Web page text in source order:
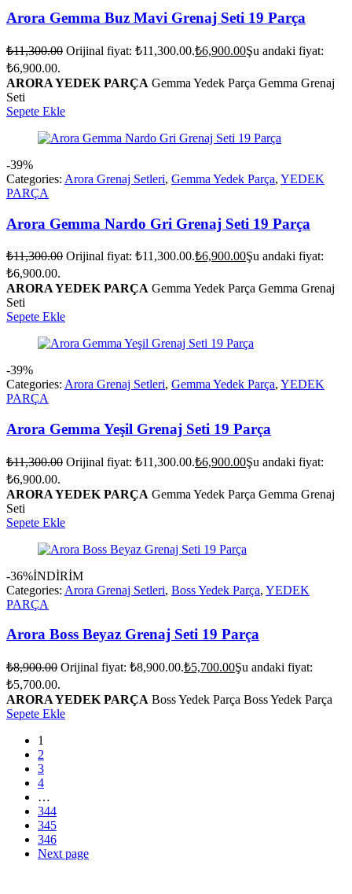
Arora Gemma Buz Mavi Grenaj Seti 19 Parça
₺11,300.00 Orijinal fiyat: ₺11,300.00.₺6,900.00Şu andaki fiyat:
₺6,900.00.
ARORA YEDEK PARÇA Gemma Yedek Parça Gemma Grenaj
Seti
Sepete Ekle
-39%
Categories: Arora Grenaj Setleri, Gemma Yedek Parça, YEDEK
PARÇA
Arora Gemma Nardo Gri Grenaj Seti 19 Parça
₺11,300.00 Orijinal fiyat: ₺11,300.00.₺6,900.00Şu andaki fiyat:
₺6,900.00.
ARORA YEDEK PARÇA Gemma Yedek Parça Gemma Grenaj
Seti
Sepete Ekle
-39%
Categories: Arora Grenaj Setleri, Gemma Yedek Parça, YEDEK
PARÇA
Arora Gemma Yeşil Grenaj Seti 19 Parça
₺11,300.00 Orijinal fiyat: ₺11,300.00.₺6,900.00Şu andaki fiyat:
₺6,900.00.
ARORA YEDEK PARÇA Gemma Yedek Parça Gemma Grenaj
Seti
Sepete Ekle
-36%İNDİRİM
Categories: Arora Grenaj Setleri, Boss Yedek Parça, YEDEK
PARÇA
Arora Boss Beyaz Grenaj Seti 19 Parça
₺8,900.00 Orijinal fiyat: ₺8,900.00.₺5,700.00Şu andaki fiyat:
₺5,700.00.
ARORA YEDEK PARÇA Boss Yedek Parça Boss Yedek Parça
Sepete Ekle
1
2
3
4
…
344
345
346
Next page